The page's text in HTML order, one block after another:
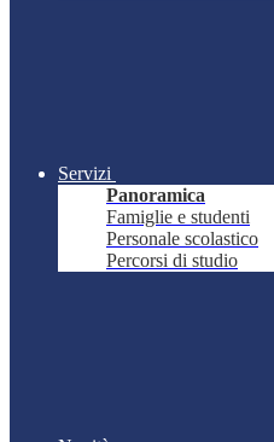
Servizi
Panoramica
Famiglie e studenti
Personale scolastico
Percorsi di studio